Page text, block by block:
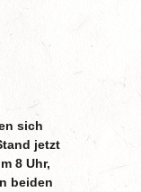
sich
jetzt
8 Uhr,
beiden